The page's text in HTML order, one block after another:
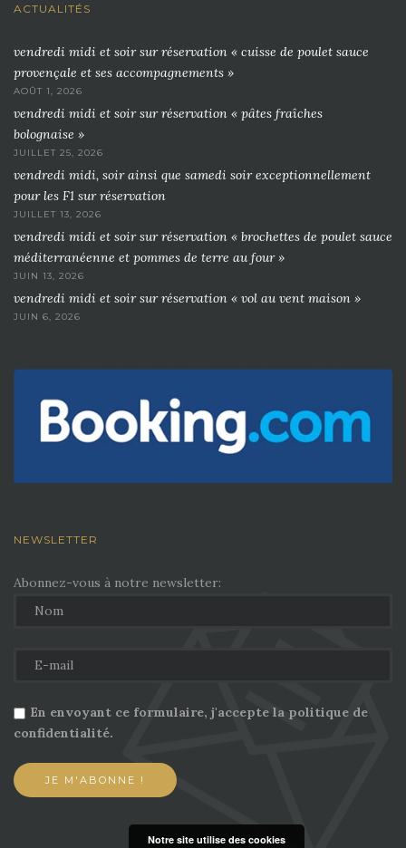
ACTUALITÉS
vendredi midi et soir sur réservation « cuisse de poulet sauce
provençale et ses accompagnements »
AOÛT 1, 2026
vendredi midi et soir sur réservation « pâtes fraîches
bolognaise »
JUILLET 25, 2026
vendredi midi, soir ainsi que samedi soir exceptionnellement
pour les F1 sur réservation
JUILLET 13, 2026
vendredi midi et soir sur réservation « brochettes de poulet sauce
méditerranéenne et pommes de terre au four »
JUIN 13, 2026
vendredi midi et soir sur réservation « vol au vent maison »
JUIN 6, 2026
NEWSLETTER
Abonnez-vous à notre newsletter:
En envoyant ce formulaire, j'accepte la politique de
confidentialité.
Notre site utilise des cookies